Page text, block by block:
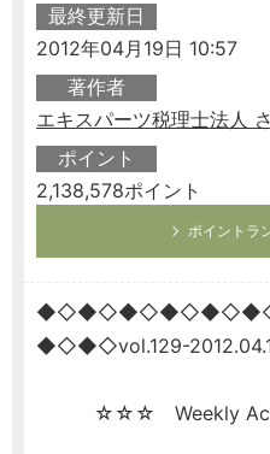
最終更新日
2012年04月19日 10:57
著作者
エキスパーツ税理士法人
ポイント
2,138,578ポイント
ポイントラ
◆◇◆◇vol.129-
☆☆☆ Weekly